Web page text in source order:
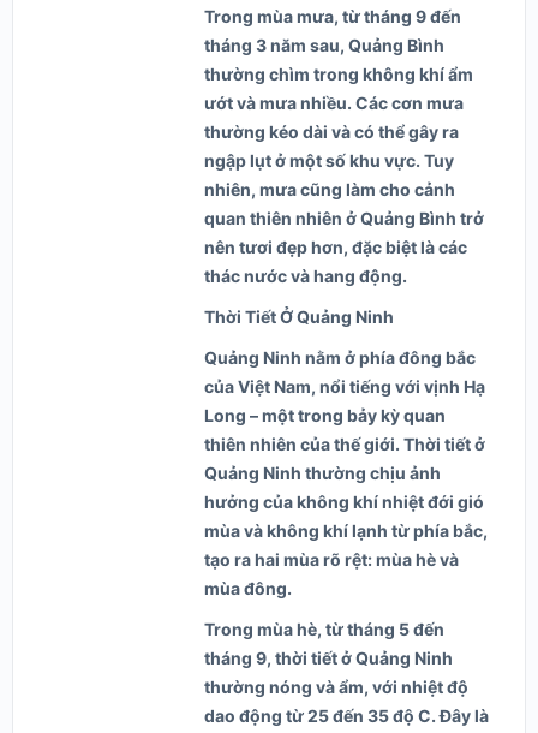
Trong mùa mưa, từ tháng 9 đến
tháng 3 năm sau, Quảng Bình
thường chìm trong không khí ẩm
ướt và mưa nhiều. Các cơn mưa
thường kéo dài và có thể gây ra
ngập lụt ở một số khu vực. Tuy
nhiên, mưa cũng làm cho cảnh
quan thiên nhiên ở Quảng Bình trở
nên tươi đẹp hơn, đặc biệt là các
thác nước và hang động.
Thời Tiết Ở Quảng Ninh
Quảng Ninh nằm ở phía đông bắc
của Việt Nam, nổi tiếng với vịnh Hạ
Long – một trong bảy kỳ quan
thiên nhiên của thế giới. Thời tiết ở
Quảng Ninh thường chịu ảnh
hưởng của không khí nhiệt đới gió
mùa và không khí lạnh từ phía bắc,
tạo ra hai mùa rõ rệt: mùa hè và
mùa đông.
Trong mùa hè, từ tháng 5 đến
tháng 9, thời tiết ở Quảng Ninh
thường nóng và ẩm, với nhiệt độ
dao động từ 25 đến 35 độ C. Đây là